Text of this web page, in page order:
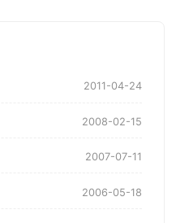
2011-04-24
2008-02-15
2007-07-11
2006-05-18